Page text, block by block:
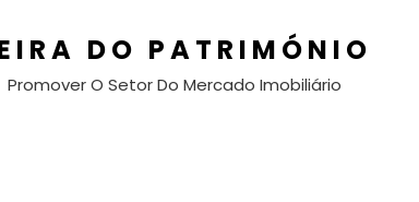
DO PATRIMÓNIO
Promover O Setor Do Mercado Imobiliário